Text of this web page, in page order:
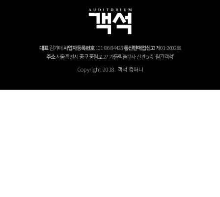
대표김기태사업자등록번호101-86-84423통신판매업신고제01-2602호
주소서울특별시 중구 중림로 27 가톨릭출판사 신관 5층 '월간객석'
Copyright 2018. 객석 컴퍼니